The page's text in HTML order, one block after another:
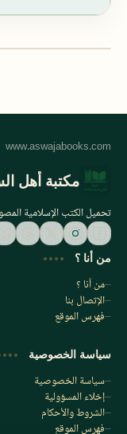
اشترك
اشترك في
مكتبة أهل
تحميل الكتب الإسلامية
من أنا ؟
من أنا ؟
الإتصال بنا
فهرس الموقع
سياسة الخصوصية
سياسة الخصوصية
إخلاء المسؤولية
الشروط والأحكام
فهرس الموقع